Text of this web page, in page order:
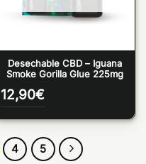
Desechable CBD – Iguana
Smoke Gorilla Glue 225mg
12,90€
4 5